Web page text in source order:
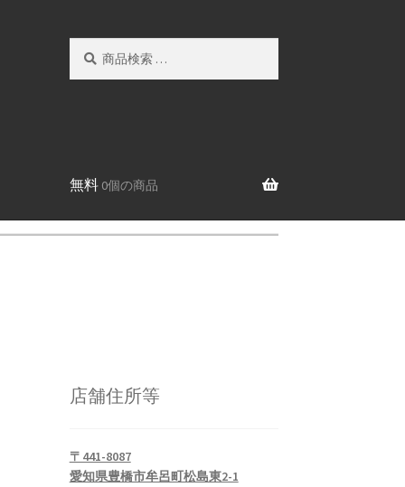
無料 0個の商品
店舗住所等
〒441-8087
愛知県豊橋市牟呂町松島東2-1